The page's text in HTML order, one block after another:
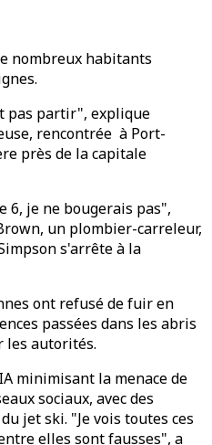
nombreux habitants
pas partir", explique
rencontrée à Port-
près de la capitale
6, je ne bougerais pas",
un plombier-carreleur,
s'arrête à la
ont refusé de fuir en
passées dans les abris
les autorités.
minimisant la menace de
sociaux, avec des
jet ski. "Je vois toutes ces
elles sont fausses", a